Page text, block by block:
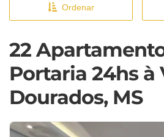
Ordenar
22
Portaria 24hs à
Dourados, MS